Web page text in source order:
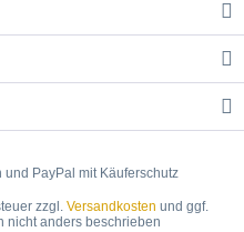
zzgl. Versandkosten und ggf.
nicht anders beschrieben